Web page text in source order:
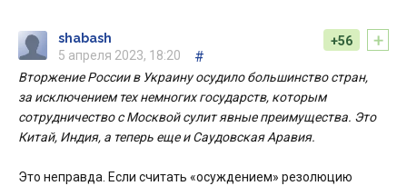
+
+56
shabash
5 апреля 2023, 18:20
#
Вторжение России в Украину осудило большинство стран,
за исключением тех немногих государств, которым
сотрудничество с Москвой сулит явные преимущества. Это
Китай, Индия, а теперь еще и Саудовская Аравия.
Это неправда. Если считать «осуждением» резолюцию